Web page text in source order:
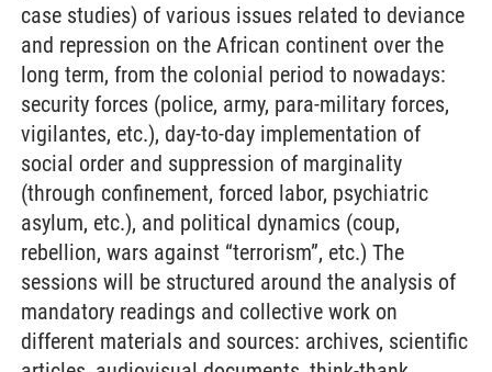
case studies) of various issues related to deviance
and repression on the African continent over the
long term, from the colonial period to nowadays:
security forces (police, army, para-military forces,
vigilantes, etc.), day-to-day implementation of
social order and suppression of marginality
(through confinement, forced labor, psychiatric
asylum, etc.), and political dynamics (coup,
rebellion, wars against “terrorism”, etc.) The
sessions will be structured around the analysis of
mandatory readings and collective work on
different materials and sources: archives, scientific